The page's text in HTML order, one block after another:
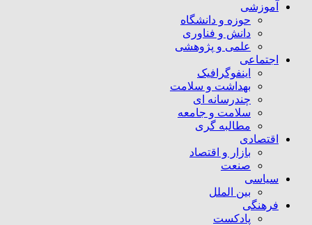
آموزشی
حوزه و دانشگاه
دانش و فناوری
علمی و پژوهشی
اجتماعی
اینفوگرافیک
بهداشت و سلامت
چندرسانه ای
سلامت و جامعه
مطالبه گری
اقتصادی
بازار و اقتصاد
صنعت
سیاسی
بین الملل
فرهنگی
پادکست